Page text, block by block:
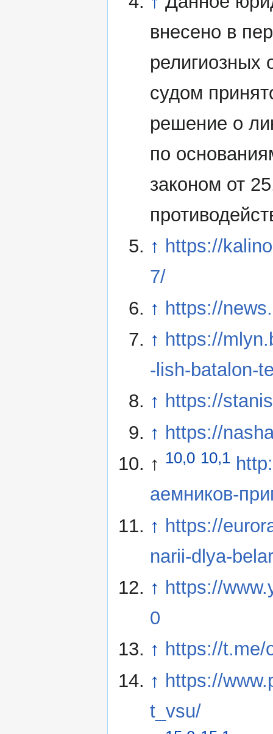
внесено в
религиозных
судом
решение о
по
законом от
↑ https://
7/
↑ https://
↑ https://
-lish-batalon-
↑ https://
↑ https://
↑ 10,0 10,1
аемников-
↑ https://
narii-dlya-
↑ https://
0
↑ https://t.me/
↑ https://
t_vsu/